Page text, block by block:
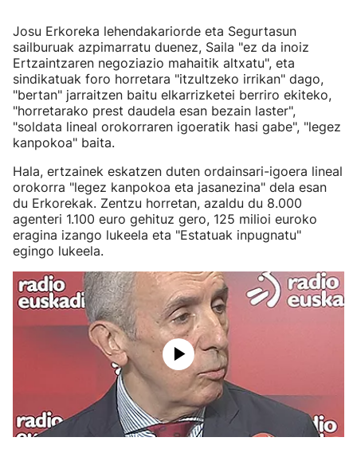
Josu Erkoreka lehendakariorde eta Segurtasun
sailburuak azpimarratu duenez, Saila "ez da inoiz
Ertzaintzaren negoziazio mahaitik altxatu", eta
sindikatuak foro horretara "itzultzeko irrikan" dago,
"bertan" jarraitzen baitu elkarrizketei berriro ekiteko,
"horretarako prest daudela esan bezain laster",
"soldata lineal orokorraren igoeratik hasi gabe", "legez
kanpokoa" baita.
Hala, ertzainek eskatzen duten ordainsari-igoera lineal
orokorra "legez kanpokoa eta jasanezina" dela esan
du Erkorekak. Zentzu horretan, azaldu du 8.000
agenteri 1.100 euro gehituz gero, 125 milioi euroko
eragina izango lukeela eta "Estatuak inpugnatu"
egingo lukeela.